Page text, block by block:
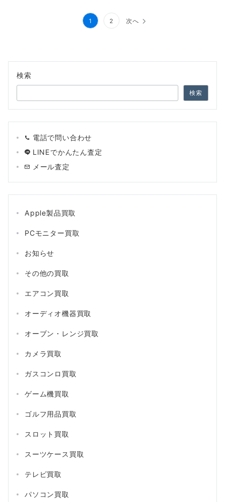
ペ
ー
ジ
送
り
1 2 次へ
検索
検索
電話で問い合わせ
LINEでかんたん査定
メール査定
Apple製品買取
PCモニター買取
お知らせ
その他の買取
エアコン買取
オーディオ機器買取
オーブン・レンジ買取
カメラ買取
ガスコンロ買取
ゲーム機買取
ゴルフ用品買取
スロット買取
スーツケース買取
テレビ買取
パソコン買取